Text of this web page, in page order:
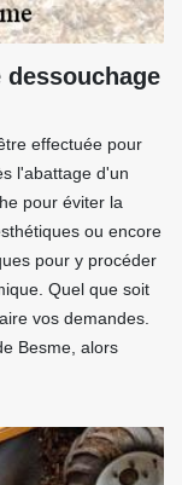
effectuée pour
l'abattage d'un
pour éviter la
ou encore
pour y procéder
Quel que soit
vos demandes.
Besme, alors